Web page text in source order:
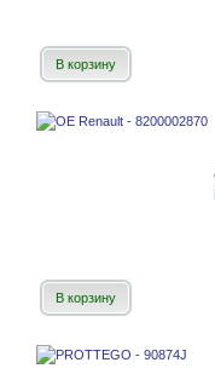
В корзину
В корзину